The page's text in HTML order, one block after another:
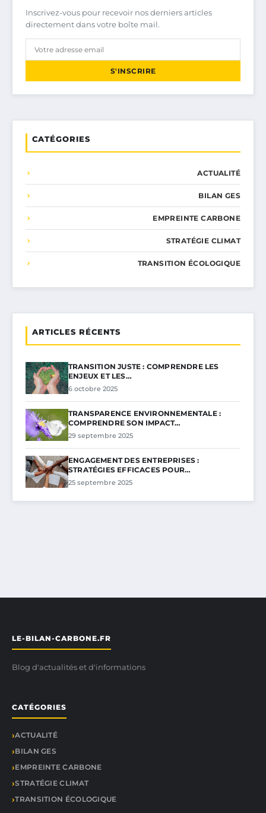
Inscrivez-vous pour recevoir nos derniers articles
directement dans votre boîte mail.
S'INSCRIRE
CATÉGORIES
ACTUALITÉ
BILAN GES
EMPREINTE CARBONE
STRATÉGIE CLIMAT
TRANSITION ÉCOLOGIQUE
ARTICLES RÉCENTS
TRANSITION JUSTE : COMPRENDRE LES
ENJEUX ET LES…
6 octobre 2025
TRANSPARENCE ENVIRONNEMENTALE :
COMPRENDRE SON IMPACT…
29 septembre 2025
ENGAGEMENT DES ENTREPRISES :
STRATÉGIES EFFICACES POUR…
25 septembre 2025
LE-BILAN-CARBONE.FR
Blog d'actualités et d'informations
CATÉGORIES
ACTUALITÉ
BILAN GES
EMPREINTE CARBONE
STRATÉGIE CLIMAT
TRANSITION ÉCOLOGIQUE